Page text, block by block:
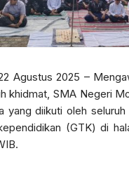
Agustus 2025 –
khidmat, SMA Negeri
yang diikuti oleh seluruh
(GTK) di